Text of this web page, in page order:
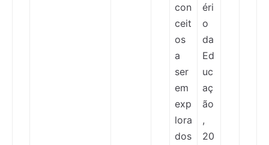
con
ceit
os
a
ser
em
exp
lora
dos
éri
o
da
Ed
uc
aç
ão
,
20